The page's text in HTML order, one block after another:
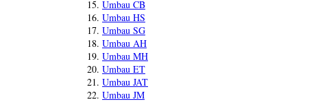
Umbau CB
Umbau HS
Umbau SG
Umbau AH
Umbau MH
Umbau ET
Umbau JAT
Umbau JM